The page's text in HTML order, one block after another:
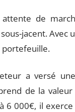
de
jacent. Avec
portefeuille.
a versé
de la
6 000€, il